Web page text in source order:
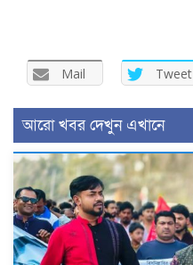
Mail Tweet
আরো খবর দেখুন এখানে